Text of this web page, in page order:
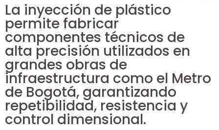
La inyección de plástico
permite fabricar
componentes técnicos de
alta precisión utilizados en
grandes obras de
infraestructura como el Metro
de Bogotá, garantizando
repetibilidad, resistencia y
control dimensional.